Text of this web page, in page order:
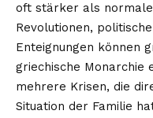
oft stärker als
Revolutionen,
Enteignungen können
griechische
mehrere Krisen, die
Situation der Familie